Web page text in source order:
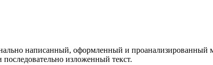
написанный, оформленный и проанализированный
изложенный текст.